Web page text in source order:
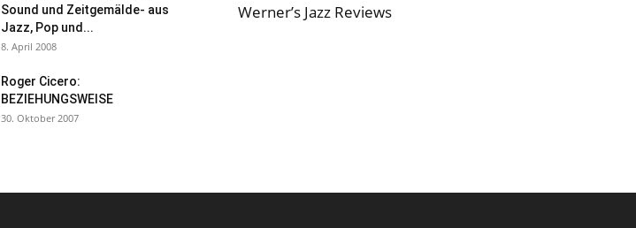
Sound und Zeitgemälde- aus
Jazz, Pop und...
8. April 2008
Roger Cicero:
BEZIEHUNGSWEISE
30. Oktober 2007
Werner’s Jazz Reviews